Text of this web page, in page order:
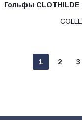
Гольфы
1 2 3